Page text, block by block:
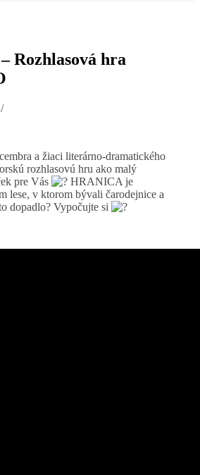
Rozhlasová hra
/
a žiaci literárno-dramatického
rozhlasovú hru ako malý
pre Vás
HRANICA je
lese, v ktorom bývali čarodejnice a
dopadlo? Vypočujte si